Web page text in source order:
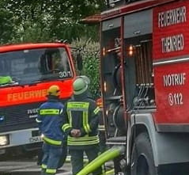
01-11-01